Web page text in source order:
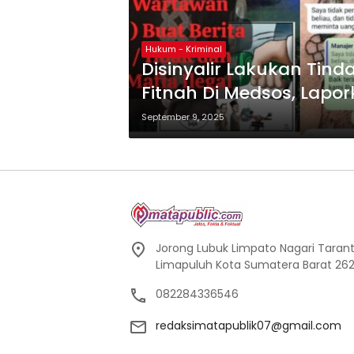
Hukum - Kriminal
Disinyalir Lakukan
Fitnah Di Medsos,
September 9, 2025
Jorong Lubuk Limpato Nagari
Limapuluh Kota Sumatera Barat
082284336546
redaksimatapublik07@gmail.com